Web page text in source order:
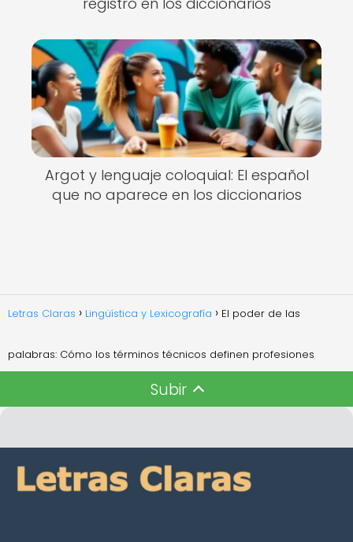
Argot y lenguaje coloquial: El español
que no aparece en los diccionarios
Letras Claras Lingüística y Lexicografía El poder de las
palabras: Cómo los términos técnicos definen profesiones
Subir